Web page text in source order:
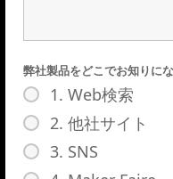
弊社製品をどこでお知りに
1. Web検索
2. 他社サイト
3. SNS